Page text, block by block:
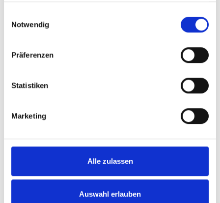
Notwendig
Präferenzen
Statistiken
Marketing
Alle zulassen
Auswahl erlauben
Produkte
Turny Evo
Turny Low Vehicle
Rollstuhllifte